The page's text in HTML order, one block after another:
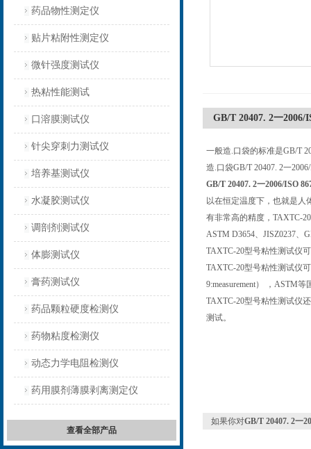
药品物性测定仪
贴片粘附性测定仪
微针强度测试仪
热粘性能测试
口溶膜测试仪
针尖穿刺力测试仪
培养基测试仪
水凝胶测试仪
调剖剂测试仪
体膨测试仪
膏药测试仪
药品颗粒硬度检测仪
药物粘度检测仪
动态力学电阻检测仪
药用膜剂薄膜剥离测定仪
查看全部产品
GB/T 20407. 2一2006/
一般造.口袋的标准是GB/T
造.口袋GB/T 20407. 2一
GB/T 20407. 2一2006/ISO
以在恒定温度下，也就是人
有非常高的精度，TAXTC-
ASTM D3654、JISZ0237、
TAXTC-20型号粘性测试仪
TAXTC-20型号粘性测试仪
9:measurement） ，ASTM
TAXTC-20型号粘性测试仪
测试。
如果你对GB/T 20407. 2一